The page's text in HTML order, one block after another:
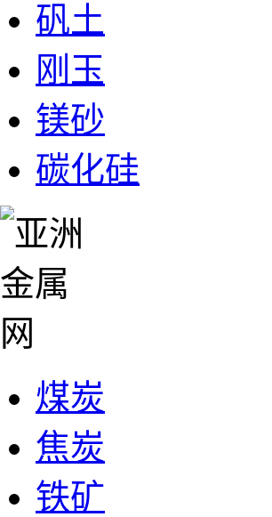
矾土
刚玉
镁砂
碳化硅
煤炭
焦炭
铁矿